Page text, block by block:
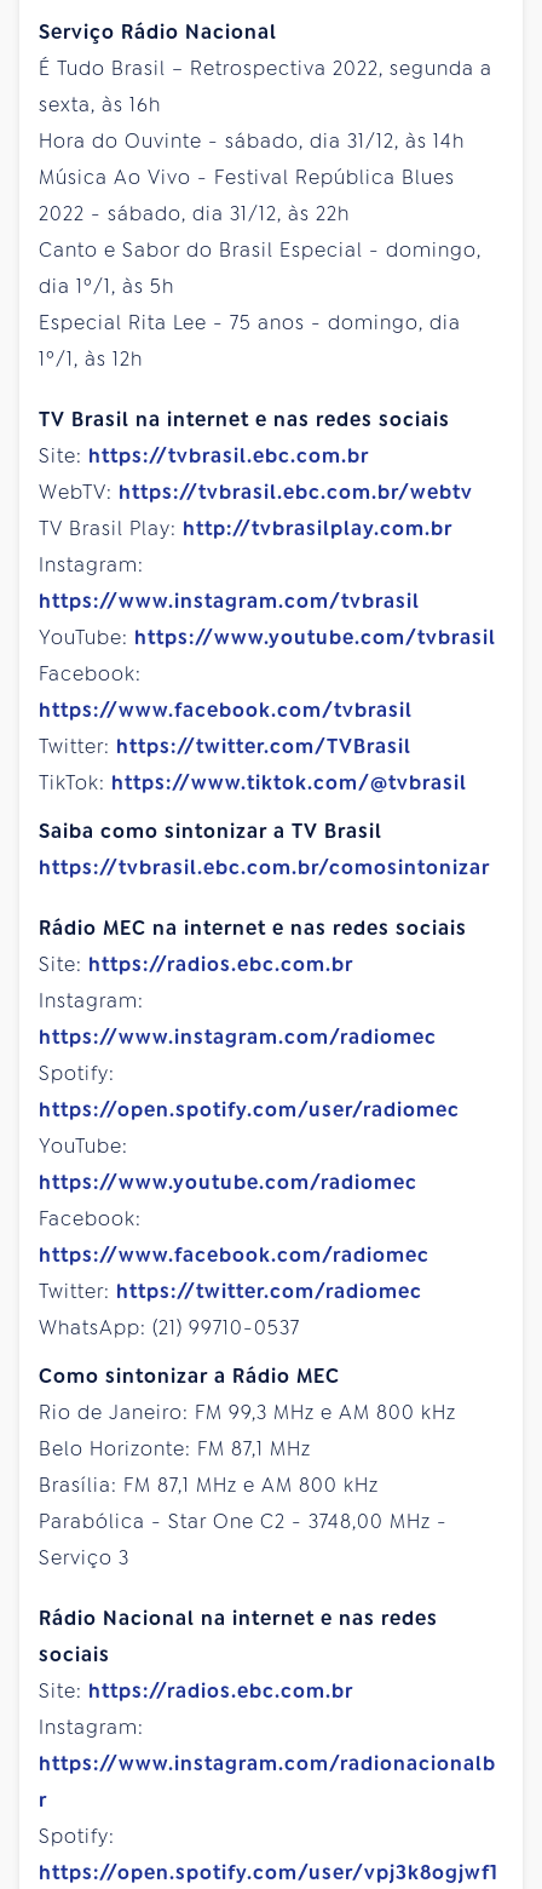
Serviço Rádio Nacional
É Tudo Brasil – Retrospectiva 2022, segunda a
sexta, às 16h
Hora do Ouvinte - sábado, dia 31/12, às 14h
Música Ao Vivo - Festival República Blues
2022 - sábado, dia 31/12, às 22h
Canto e Sabor do Brasil Especial - domingo,
dia 1º/1, às 5h
Especial Rita Lee - 75 anos - domingo, dia
1º/1, às 12h
TV Brasil na internet e nas redes sociais
Site: https://tvbrasil.ebc.com.br
WebTV: https://tvbrasil.ebc.com.br/webtv
TV Brasil Play: http://tvbrasilplay.com.br
Instagram:
https://www.instagram.com/tvbrasil
YouTube: https://www.youtube.com/tvbrasil
Facebook:
https://www.facebook.com/tvbrasil
Twitter: https://twitter.com/TVBrasil
TikTok: https://www.tiktok.com/@tvbrasil
Saiba como sintonizar a TV Brasil
https://tvbrasil.ebc.com.br/comosintonizar
Rádio MEC na internet e nas redes sociais
Site: https://radios.ebc.com.br
Instagram:
https://www.instagram.com/radiomec
Spotify:
https://open.spotify.com/user/radiomec
YouTube:
https://www.youtube.com/radiomec
Facebook:
https://www.facebook.com/radiomec
Twitter: https://twitter.com/radiomec
WhatsApp: (21) 99710-0537
Como sintonizar a Rádio MEC
Rio de Janeiro: FM 99,3 MHz e AM 800 kHz
Belo Horizonte: FM 87,1 MHz
Brasília: FM 87,1 MHz e AM 800 kHz
Parabólica - Star One C2 - 3748,00 MHz -
Serviço 3
Rádio Nacional na internet e nas redes
sociais
Site: https://radios.ebc.com.br
Instagram:
https://www.instagram.com/radionacionalb
r
Spotify:
https://open.spotify.com/user/vpj3k8ogjwf1